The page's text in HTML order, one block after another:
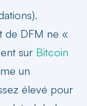
de DFM ne «
sur Bitcoin
un
élevé pour